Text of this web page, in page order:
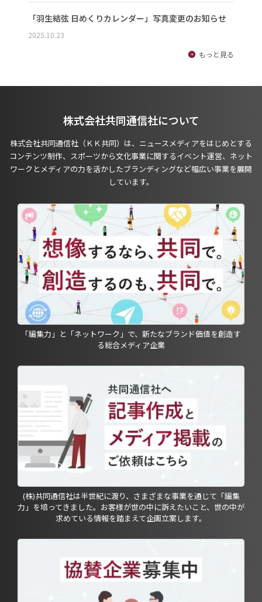
「羽生結弦 日めくりカレンダー」写真変更のお知らせ
2025.10.23
もっと見る
株式会社共同通信社について
株式会社共同通信社（ＫＫ共同）は、ニュースメディアをはじめとする
コンテンツ制作、スポーツから文化事業に関するイベント運営、ネット
ワークとメディアの力を活かしたブランディングなど幅広い事業を展開
しています。
「編集力」と「ネットワーク」で、新たなブランド価値を創造す
る総合メディア企業
(株)共同通信社は半世紀に渡り、さまざまな事業を通じて「編集
力」を培ってきました。お客様が世の中に訴えたいこと、世の中が
求めている情報を踏まえて企画立案します。